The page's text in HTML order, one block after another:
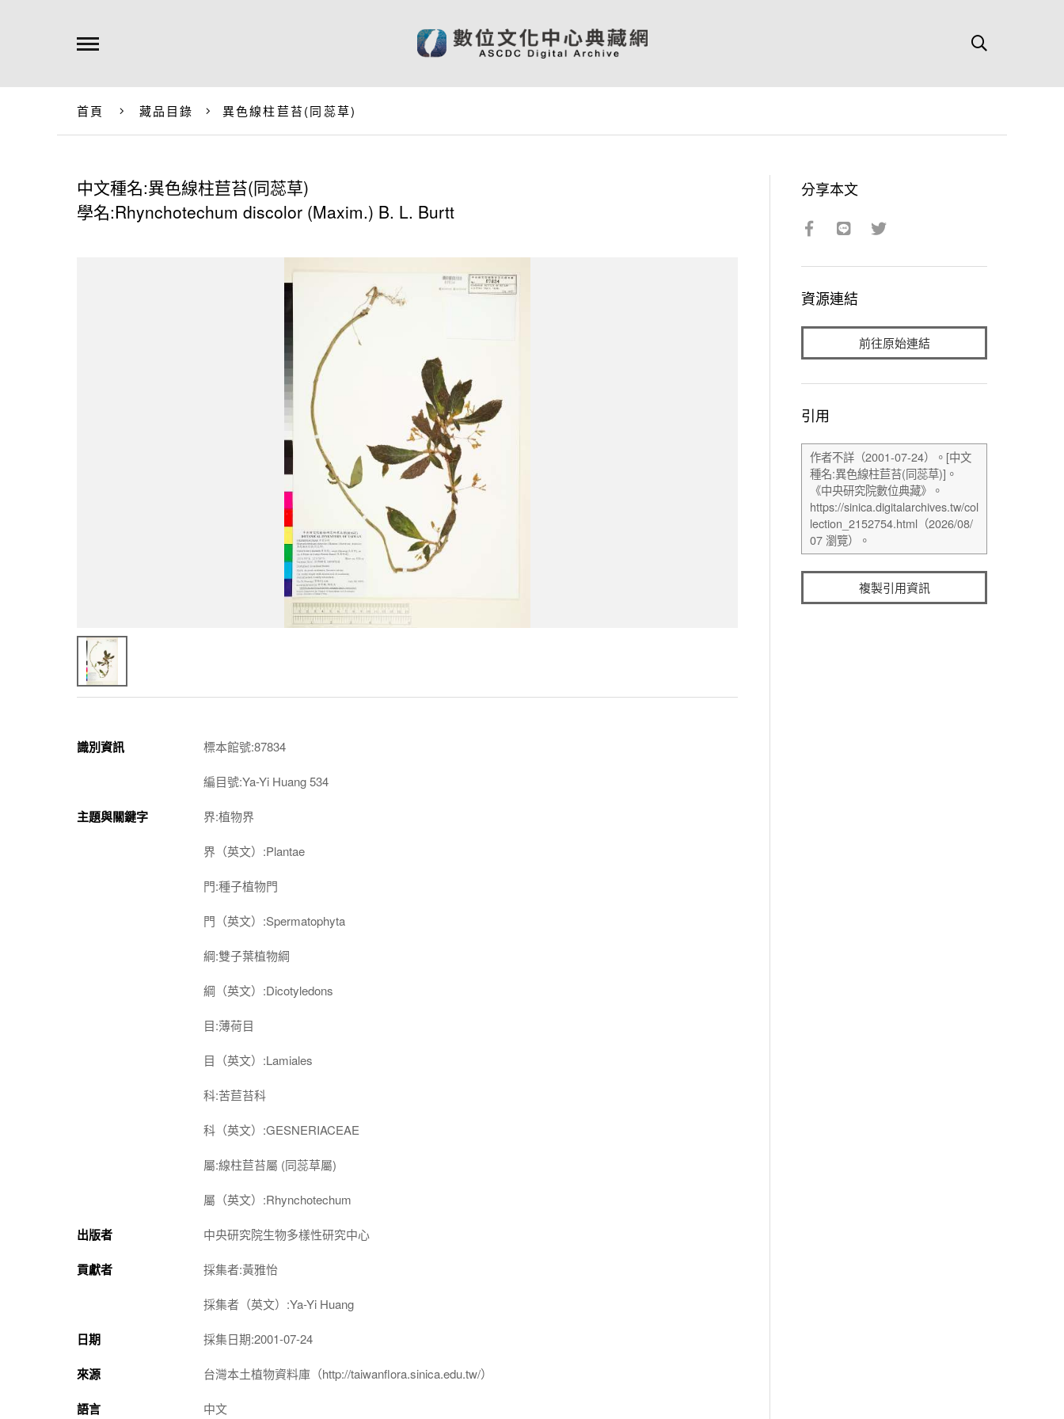
首頁 藏品目錄 異色線柱苣苔(同蕊草)
中文種名:異色線柱苣苔(同蕊草)
學名:Rhynchotechum discolor (Maxim.) B. L. Burtt
識別資訊 標本館號:87834
編目號:Ya-Yi Huang 534
主題與關鍵字 界:植物界
界（英文）:Plantae
門:種子植物門
門（英文）:Spermatophyta
綱:雙子葉植物綱
綱（英文）:Dicotyledons
目:薄荷目
目（英文）:Lamiales
科:苦苣苔科
科（英文）:GESNERIACEAE
屬:線柱苣苔屬 (同蕊草屬)
屬（英文）:Rhynchotechum
出版者 中央研究院生物多樣性研究中心
貢獻者 採集者:黃雅怡
採集者（英文）:Ya-Yi Huang
日期 採集日期:2001-07-24
來源 台灣本土植物資料庫（http://taiwanflora.sinica.edu.tw/）
語言 中文
分享本文
資源連結
前往原始連結
引用
複製引用資訊